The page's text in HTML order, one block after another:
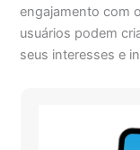
engajamento com
usuários podem
seus interesses e